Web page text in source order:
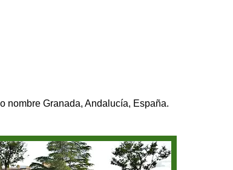
nombre Granada, Andalucía, España.